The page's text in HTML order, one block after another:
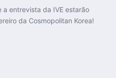
entrevista da IVE estarão
da Cosmopolitan Korea!